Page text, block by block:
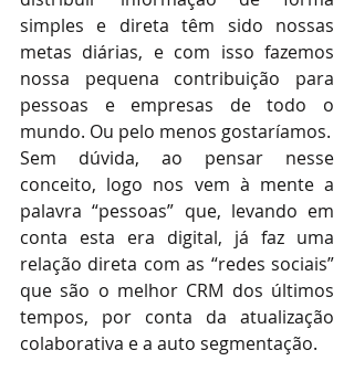
simples e direta têm sido nossas
metas diárias, e com isso fazemos
nossa pequena contribuição para
pessoas e empresas de todo o
mundo. Ou pelo menos gostaríamos.
Sem dúvida, ao pensar nesse
conceito, logo nos vem à mente a
palavra “pessoas” que, levando em
conta esta era digital, já faz uma
relação direta com as “redes sociais”
que são o melhor CRM dos últimos
tempos, por conta da atualização
colaborativa e a auto segmentação.